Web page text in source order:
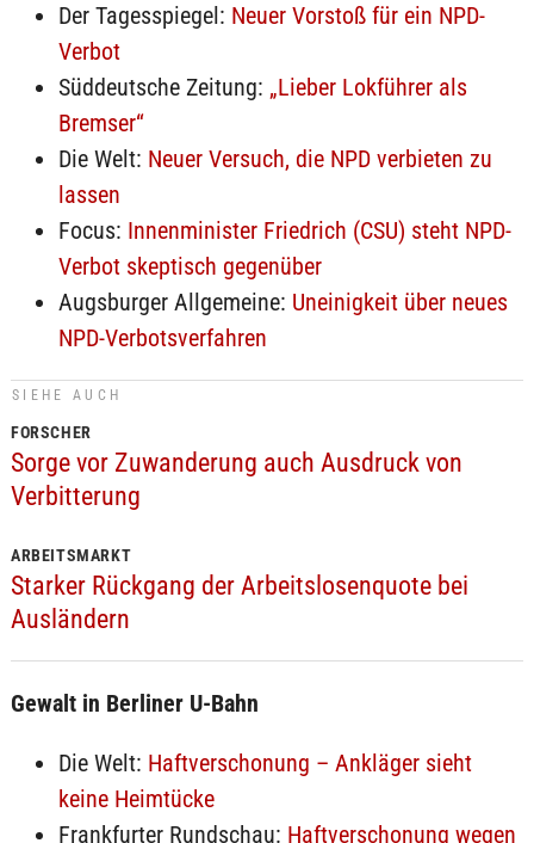
Der Tagesspiegel: Neuer Vorstoß für ein NPD-
Verbot
Süddeutsche Zeitung: „Lieber Lokführer als
Bremser“
Die Welt: Neuer Versuch, die NPD verbieten zu
lassen
Focus: Innenminister Friedrich (CSU) steht NPD-
Verbot skeptisch gegenüber
Augsburger Allgemeine: Uneinigkeit über neues
NPD-Verbotsverfahren
SIEHE AUCH
FORSCHER
Sorge vor Zuwanderung auch Ausdruck von
Verbitterung
ARBEITSMARKT
Starker Rückgang der Arbeitslosenquote bei
Ausländern
Gewalt in Berliner U-Bahn
Die Welt: Haftverschonung – Ankläger sieht
keine Heimtücke
Frankfurter Rundschau: Haftverschonung wegen